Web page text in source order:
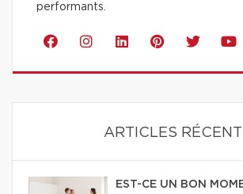
performants.
ARTICLES
EST-CE UN BON